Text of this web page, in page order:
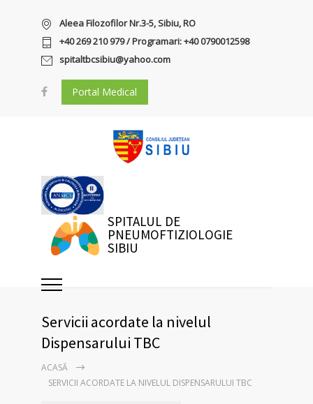
Aleea Filozofilor Nr.3-5, Sibiu, RO
+40 269 210 979 / Programari: +40 0790012598
spitaltbcsibiu@yahoo.com
Portal Medical
SPITALUL DE
PNEUMOFTIZIOLOGIE
SIBIU
Servicii acordate la nivelul
Dispensarului TBC
ACASĂ
SERVICII ACORDATE LA NIVELUL DISPENSARULUI TBC